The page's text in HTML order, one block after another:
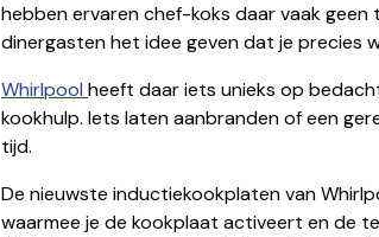
hebben ervaren chef-koks daar vaak geen
dinergasten het idee geven dat je precies
Whirlpool heeft daar iets unieks op
kookhulp. Iets laten aanbranden of een
tijd.
De nieuwste inductiekookplaten van
waarmee je de kookplaat activeert en de